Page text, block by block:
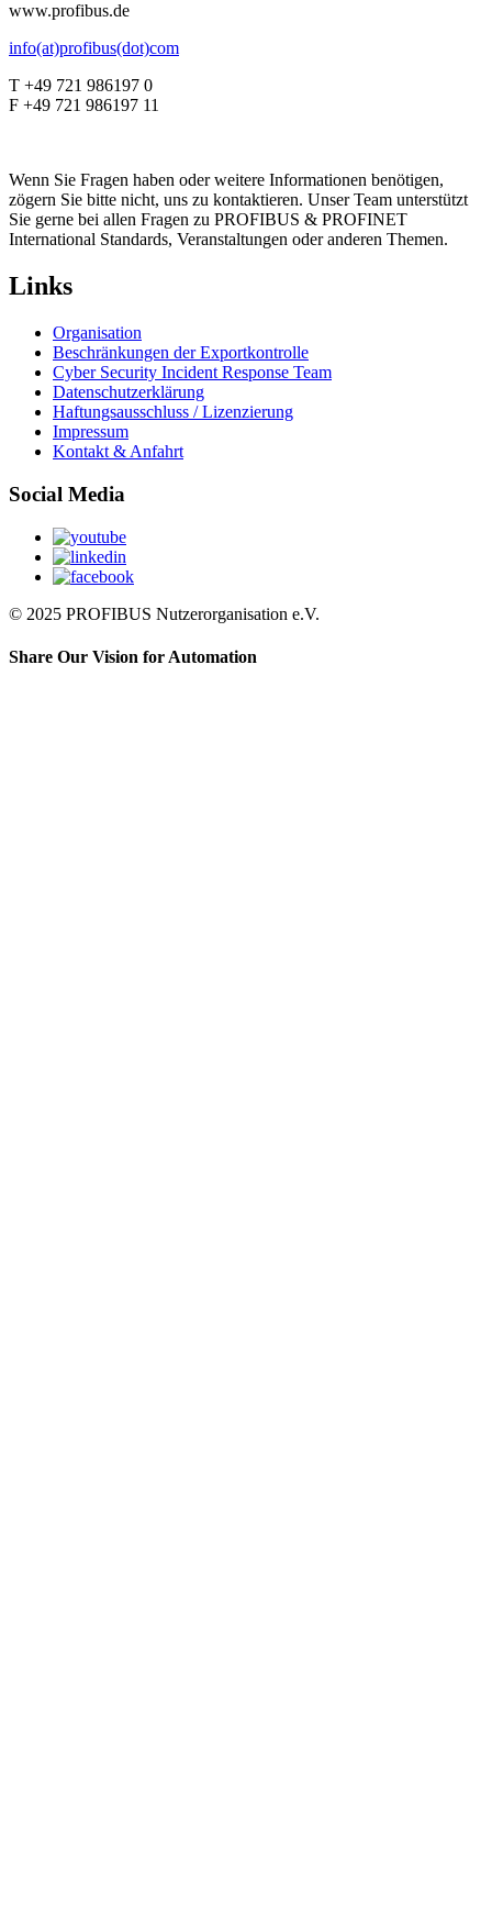
www.profibus.de
info(at)profibus(dot)com
T +49 721 986197 0
F +49 721 986197 11
Wenn Sie Fragen haben oder weitere Informationen benötigen,
zögern Sie bitte nicht, uns zu kontaktieren. Unser Team unterstützt
Sie gerne bei allen Fragen zu PROFIBUS & PROFINET
International Standards, Veranstaltungen oder anderen Themen.
Links
Organisation
Beschränkungen der Exportkontrolle
Cyber Security Incident Response Team
Datenschutzerklärung
Haftungsausschluss / Lizenzierung
Impressum
Kontakt & Anfahrt
Social Media
© 2025 PROFIBUS Nutzerorganisation e.V.
Share Our Vision for Automation